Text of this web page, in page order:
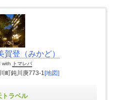
登（みかど）
with トマレバ
町鈍川庚773-1 [地図]
トラベル